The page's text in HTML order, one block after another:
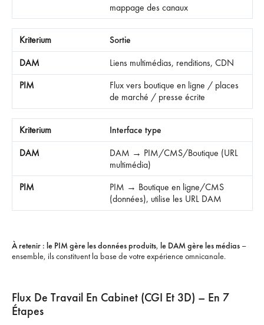
mappage des canaux
Sortie
Liens multimédias, renditions, CDN
Flux vers boutique en ligne / places
de marché / presse écrite
Interface type
DAM → PIM/CMS/Boutique (URL
multimédia)
PIM → Boutique en ligne/CMS
(données), utilise les URL DAM
À retenir : le PIM gère les données produits, le DAM gère les médias–
ensemble, ils constituent la base de votre expérience omnicanale.
Flux De Travail En Cabinet (CGI Et 3D) – En 7
Étapes